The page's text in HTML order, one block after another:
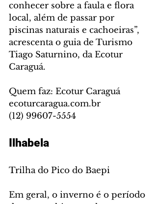
conhecer sobre a faula e flora
local, além de passar por
piscinas naturais e cachoeiras”,
acrescenta o guia de Turismo
Tiago Saturnino, da Ecotur
Caraguá.
Quem faz: Ecotur Caraguá
ecoturcaragua.com.br
(12) 99607-5554
Ilhabela
Trilha do Pico do Baepi
Em geral, o inverno é o período